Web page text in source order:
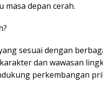
masa depan cerah.
sesuai dengan
dan wawasan
perkembangan